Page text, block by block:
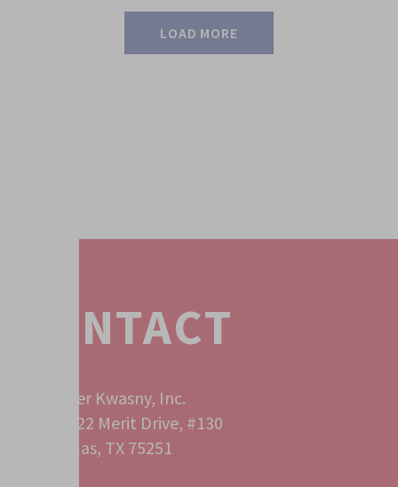
LOAD MORE
CONTACT
Peter Kwasny, Inc.
12222 Merit Drive, #130
Dallas, TX 75251